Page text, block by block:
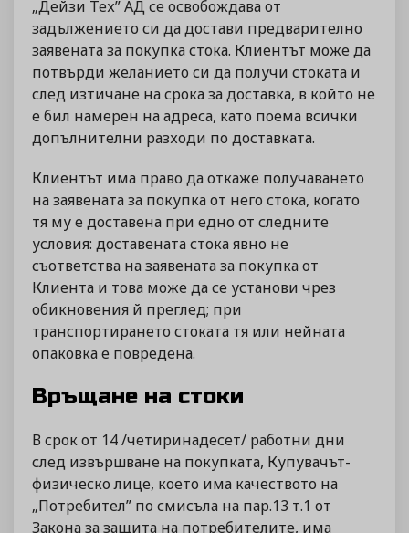
„Дейзи Тех” АД се освобождава от
задължението си да достави предварително
заявената за покупка стока. Клиентът може да
потвърди желанието си да получи стоката и
след изтичане на срока за доставка, в който не
е бил намерен на адреса, като поема всички
допълнителни разходи по доставката.
Клиентът има право да откаже получаването
на заявената за покупка от него стока, когато
тя му е доставена при едно от следните
условия: доставената стока явно не
съответства на заявената за покупка от
Клиента и това може да се установи чрез
обикновения й преглед; при
транспортирането стоката тя или нейната
опаковка е повредена.
Връщане на стоки
В срок от 14 /четиринадесет/ работни дни
след извършване на покупката, Купувачът-
физическо лице, което има качеството на
„Потребител” по смисъла на пар.13 т.1 от
Закона за защита на потребителите, има